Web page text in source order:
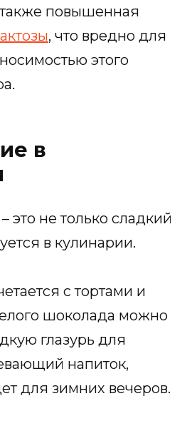
повышенная
, что вредно для
этого
в
это не только сладкий
в кулинарии.
с тортами и
шоколада можно
глазурь для
напиток,
для зимних вечеров.